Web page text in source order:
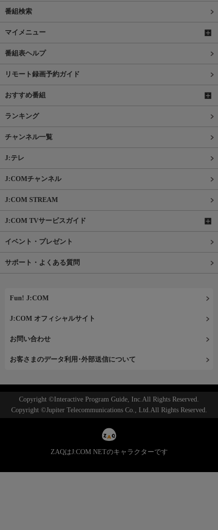
番組検索
マイメニュー
番組表ヘルプ
リモート録画予約ガイド
おすすめ番組
ランキング
チャンネル一覧
J:テレ
J:COMチャンネル
J:COM STREAM
J:COM TVサービスガイド
イベント・プレゼント
サポート・よくある質問
Fun! J:COM
J:COM オフィシャルサイト
お問い合わせ
お客さまのデータ利用･外部送信について
Copyright ©Interactive Program Guide, Inc.All Rights Reserved.
Copyright ©Jupiter Telecommunications Co., Ltd.All Rights Reserved.
ZAQはJ:COM NETのキャラクターです